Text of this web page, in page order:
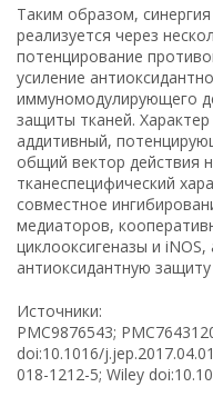
Таким образом,
реализуется через
потенцирование
усиление
иммуномодулирующего
защиты тканей.
аддитивный,
общий вектор действия
тканеспецифический
совместное
медиаторов,
циклооксигеназы и
антиоксидантную защиту
Источники:
PMC9876543;
doi:10.1016/
018-1212-5; Wiley